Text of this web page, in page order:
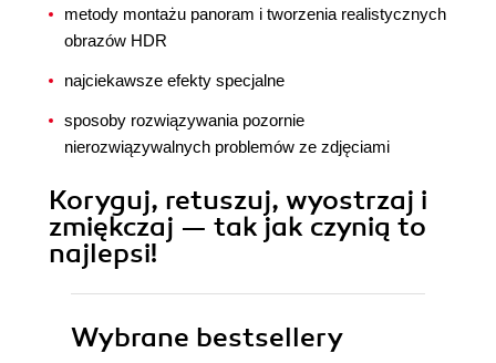
metody montażu panoram i tworzenia realistycznych
obrazów HDR
najciekawsze efekty specjalne
sposoby rozwiązywania pozornie
nierozwiązywalnych problemów ze zdjęciami
Koryguj, retuszuj, wyostrzaj i
zmiękczaj — tak jak czynią to
najlepsi!
Wybrane bestsellery